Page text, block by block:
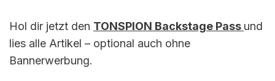
Hol dir jetzt den TONSPION Backstage Pass und
lies alle Artikel – optional auch ohne
Bannerwerbung.